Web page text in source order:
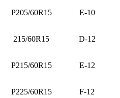
P205/60R15 E-10
215/60R15 D-12
P215/60R15 E-12
P225/60R15 F-12